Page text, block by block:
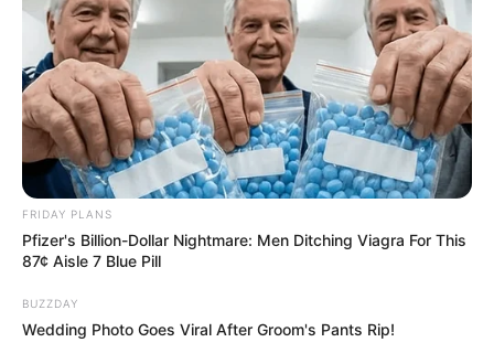
FRIDAY PLANS
Pfizer's Billion-Dollar Nightmare: Men Ditching Viagra For This
87¢ Aisle 7 Blue Pill
BUZZDAY
Wedding Photo Goes Viral After Groom's Pants Rip!